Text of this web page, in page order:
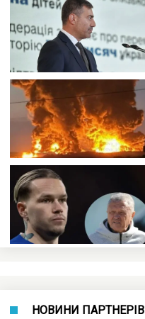
НОВИНИ ПАРТНЕРІВ